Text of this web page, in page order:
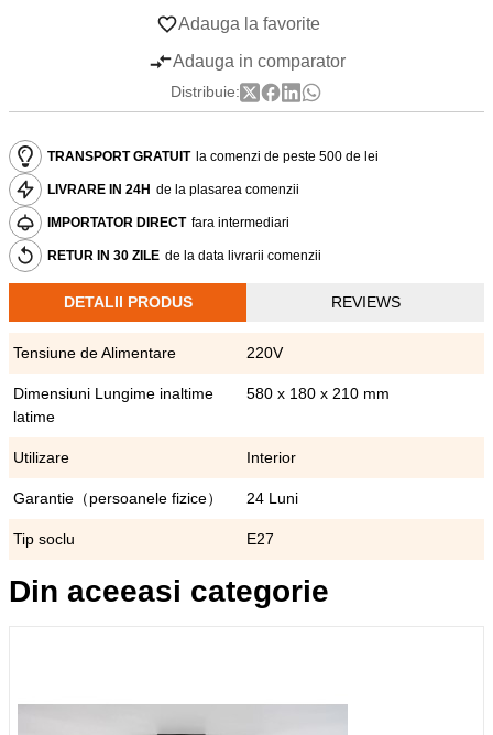
Adauga la favorite
Adauga in comparator
Distribuie:
TRANSPORT GRATUIT la comenzi de peste 500 de lei
LIVRARE IN 24H de la plasarea comenzii
IMPORTATOR DIRECT fara intermediari
RETUR IN 30 ZILE de la data livrarii comenzii
DETALII PRODUS REVIEWS
Tensiune de Alimentare 220V
Dimensiuni Lungime inaltime
latime
580 x 180 x 210 mm
Utilizare Interior
Garantie（persoanele fizice） 24 Luni
Tip soclu E27
Din aceeasi categorie